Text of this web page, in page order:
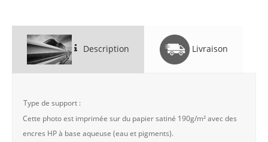
Description Livraison
Type de support :
Cette photo est imprimée sur du papier satiné 190g/m² avec des
encres HP à base aqueuse (eau et pigments).